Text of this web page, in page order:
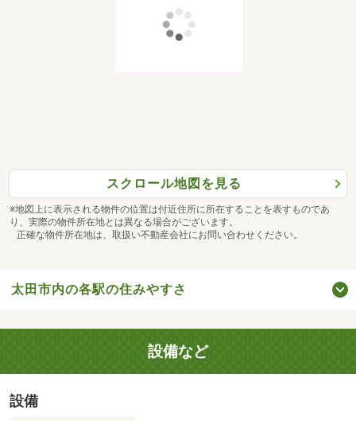
スクロール地図を見る
※地図上に表示される物件の位置は付近住所に所在することを表すものであ
り、実際の物件所在地とは異なる場合がございます。
正確な物件所在地は、取扱い不動産会社にお問い合わせください。
太田市内の各駅の住みやすさ
設備など
設備